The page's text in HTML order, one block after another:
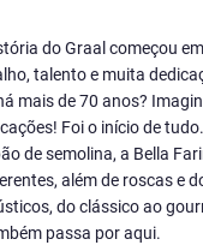
do Graal começou
talento e muita
mais de 70 anos?
Foi o início de
de semolina, a Bella
além de roscas e
do clássico ao
passa por aqui.